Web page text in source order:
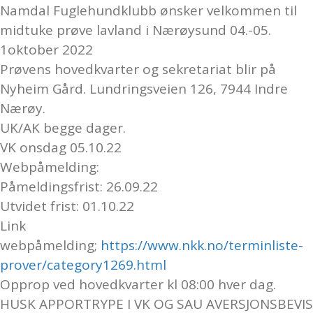
Namdal Fuglehundklubb ønsker velkommen til
midtuke prøve lavland i Nærøysund 04.-05.
1oktober 2022
Prøvens hovedkvarter og sekretariat blir på
Nyheim Gård. Lundringsveien 126, 7944 Indre
Nærøy.
UK/AK begge dager.
VK onsdag 05.10.22
Webpåmelding:
Påmeldingsfrist: 26.09.22
Utvidet frist: 01.10.22
Link
webpåmelding; https://www.nkk.no/terminliste-
prover/category1269.html
Opprop ved hovedkvarter kl 08:00 hver dag.
HUSK APPORTRYPE I VK OG SAU AVERSJONSBEVIS